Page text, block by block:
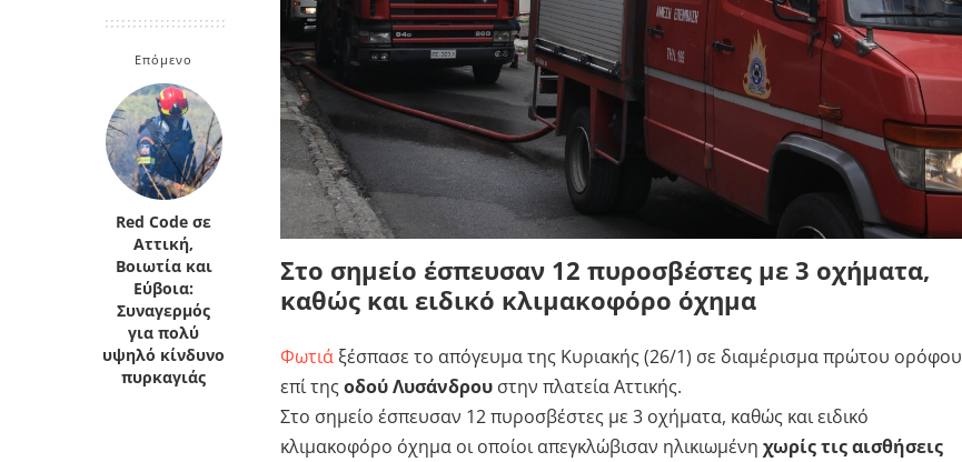
Κρήτη
Κυκλάδες
Πελοπόννησος
Πελοπόννησος
Επόμενο
Red Code σε
Αττική,
Βοιωτία και
Εύβοια:
Συναγερμός
για πολύ
υψηλό κίνδυνο
πυρκαγιάς
Στο σημείο έσπευσαν 12 πυροσβέστες με 3 οχήματα,
καθώς και ειδικό κλιμακοφόρο όχημα
Φωτιά ξέσπασε το απόγευμα της Κυριακής (26/1) σε διαμέρισμα πρώτου ορόφου
επί της οδού Λυσάνδρου στην πλατεία Αττικής.
Στο σημείο έσπευσαν 12 πυροσβέστες με 3 οχήματα, καθώς και ειδικό
κλιμακοφόρο όχημα οι οποίοι απεγκλώβισαν ηλικιωμένη χωρίς τις αισθήσεις